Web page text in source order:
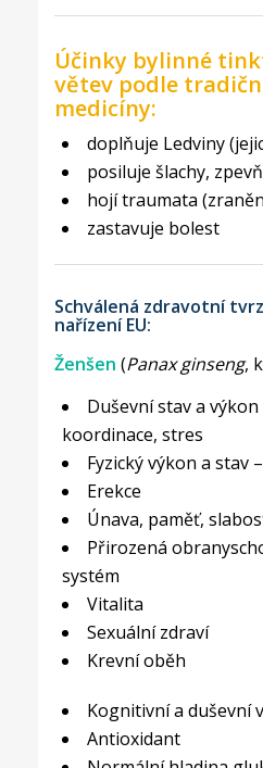
Účinky bylinné
větev podle
medicíny:
doplňuje Ledviny
posiluje šlachy,
hojí traumata
zastavuje bolest
Schválená zdravotní
nařízení EU:
Ženšen (Panax ginseng,
Duševní stav a
koordinace, stres
Fyzický výkon a stav
Erekce
Únava, paměť,
Přirozená
systém
Vitalita
Sexuální zdraví
Krevní oběh
Kognitivní a duševní
Antioxidant